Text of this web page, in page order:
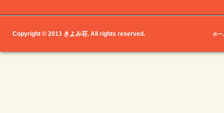
Copyright © 2013 きよみ荘. All rights reserved. ホー